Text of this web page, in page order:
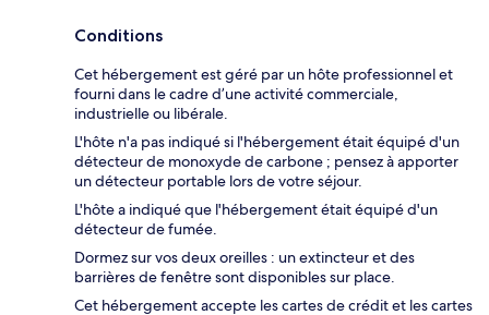
Conditions
Cet hébergement est géré par un hôte professionnel et
fourni dans le cadre d’une activité commerciale,
industrielle ou libérale.
L'hôte n'a pas indiqué si l'hébergement était équipé d'un
détecteur de monoxyde de carbone ; pensez à apporter
un détecteur portable lors de votre séjour.
L'hôte a indiqué que l'hébergement était équipé d'un
détecteur de fumée.
Dormez sur vos deux oreilles : un extincteur et des
barrières de fenêtre sont disponibles sur place.
Cet hébergement accepte les cartes de crédit et les cartes